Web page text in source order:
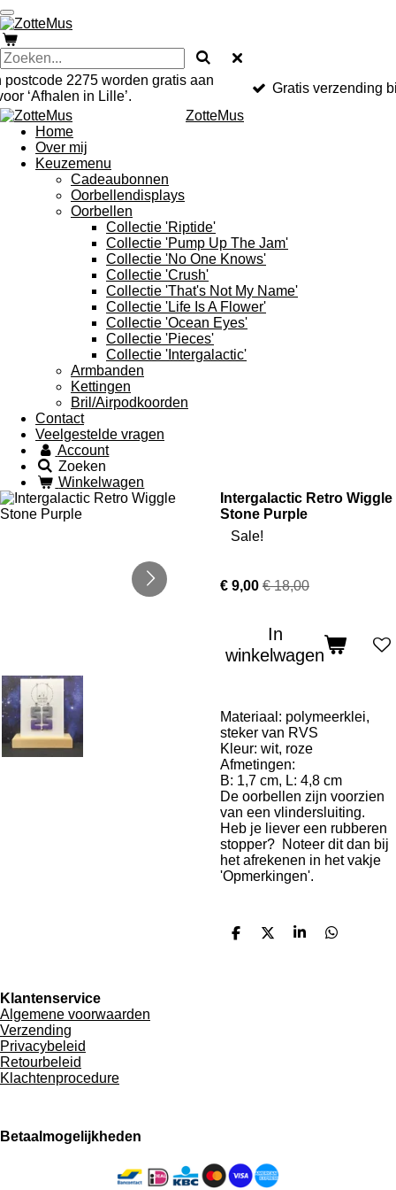
Ga
direct
naar
de
hoofdinhoud2275 worden gratis aan
‘Afhalen in Lille’.
Gratis verzending
ZotteMus
Home
Over mij
Keuzemenu
Cadeaubonnen
Oorbellendisplays
Oorbellen
Collectie 'Riptide'
Collectie 'Pump Up The Jam'
Collectie 'No One Knows'
Collectie 'Crush'
Collectie 'That's Not My Name'
Collectie 'Life Is A Flower'
Collectie 'Ocean Eyes'
Collectie 'Pieces'
Collectie 'Intergalactic'
Armbanden
Kettingen
Bril/Airpodkoorden
Contact
Veelgestelde vragen
Account
Zoeken
Winkelwagen
Intergalactic Retro Wiggle
Stone Purple
Sale!
€ 9,00 € 18,00
In
winkelwagen
Materiaal: polymeerklei,
steker van RVS
Kleur: wit, roze
Afmetingen:
B: 1,7 cm, L: 4,8 cm
De oorbellen zijn voorzien
van een vlindersluiting.
Heb je liever een rubberen
stopper? Noteer dit dan bij
het afrekenen in het vakje
'Opmerkingen'.
D
D
S
D
Klantenservice
Algemene voorwaarden
Verzending
Privacybeleid
Retourbeleid
Klachtenprocedure
Betaalmogelijkheden